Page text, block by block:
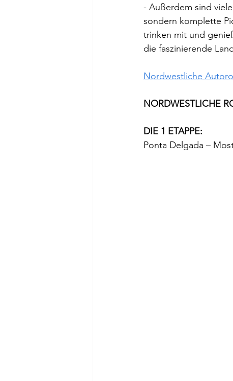
- Außerdem sind
sondern komplette
trinken mit und
die faszinierende
Nordwestliche
NORDWESTLICHE
DIE 1 ETAPPE:
Ponta Delgada –